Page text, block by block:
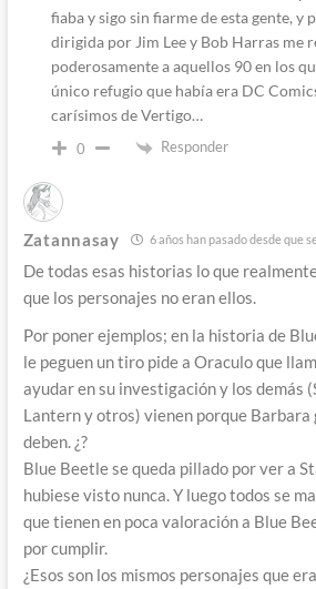
fiaba y sigo sin fiarme de esta gente, y
dirigida por Jim Lee y Bob Harras me
poderosamente a aquellos 90 en los
único refugio que había era DC
carísimos de Vertigo…
0 Responder
Zatannasay 6 años han pasado desde que
De todas esas historias lo que
que los personajes no eran ellos.
Por poner ejemplos; en la historia de
le peguen un tiro pide a Oraculo que
ayudar en su investigación y los demás
Lantern y otros) vienen porque Barbara
deben. ¿?
Blue Beetle se queda pillado por ver a
hubiese visto nunca. Y luego todos se
que tienen en poca valoración a Blue
por cumplir.
¿Esos son los mismos personajes que